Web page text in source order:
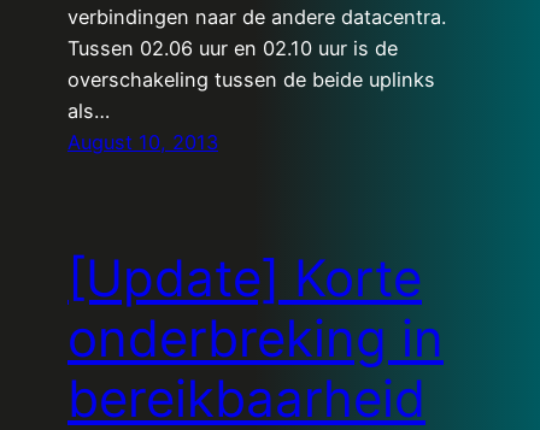
verbindingen naar de andere datacentra.
Tussen 02.06 uur en 02.10 uur is de
overschakeling tussen de beide uplinks
als…
August 10, 2013
[Update] Korte
onderbreking in
bereikbaarheid